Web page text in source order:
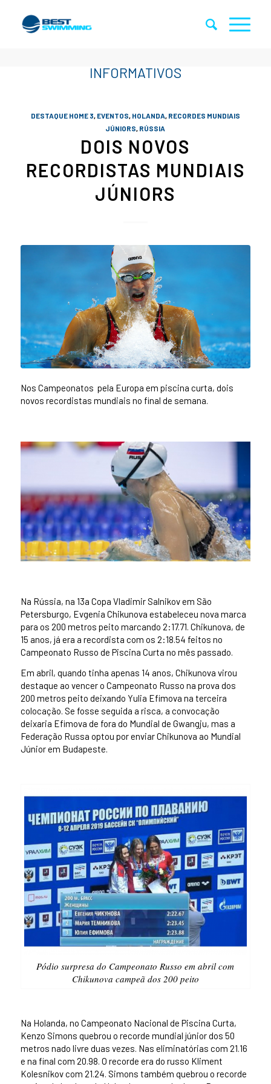
DESTAQUE HOME 3, EVENTOS, HOLANDA, RECORDES MUNDIAIS
JÚNIORS, RÚSSIA
DOIS NOVOS
RECORDISTAS MUNDIAIS
JÚNIORS
Nos Campeonatos pela Europa em piscina curta, dois
novos recordistas mundiais no final de semana.
Na Rússia, na 13a Copa Vladimir Salnikov em São
Petersburgo, Evgenia Chikunova estabeleceu nova marca
para os 200 metros peito marcando 2:17.71. Chikunova, de
15 anos, já era a recordista com os 2:18.54 feitos no
Campeonato Russo de Piscina Curta no mês passado.
Em abril, quando tinha apenas 14 anos, Chikunova virou
destaque ao vencer o Campeonato Russo na prova dos
200 metros peito deixando Yulia Efimova na terceira
colocação. Se fosse seguida a risca, a convocação
deixaria Efimova de fora do Mundial de Gwangju, mas a
Federação Russa optou por enviar Chikunova ao Mundial
Júnior em Budapeste.
Pódio surpresa do Campeonato Russo em abril com
Chikunova campeã dos 200 peito
Na Holanda, no Campeonato Nacional de Piscina Curta,
Kenzo Simons quebrou o recorde mundial júnior dos 50
metros nado livre duas vezes. Nas eliminatórias com 21.16
e na final com 20.98. O recorde era do russo Kliment
Kolesnikov com 21.24. Simons também quebrou o recorde